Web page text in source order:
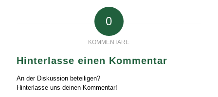
0
KOMMENTARE
Hinterlasse einen Kommentar
An der Diskussion beteiligen?
Hinterlasse uns deinen Kommentar!